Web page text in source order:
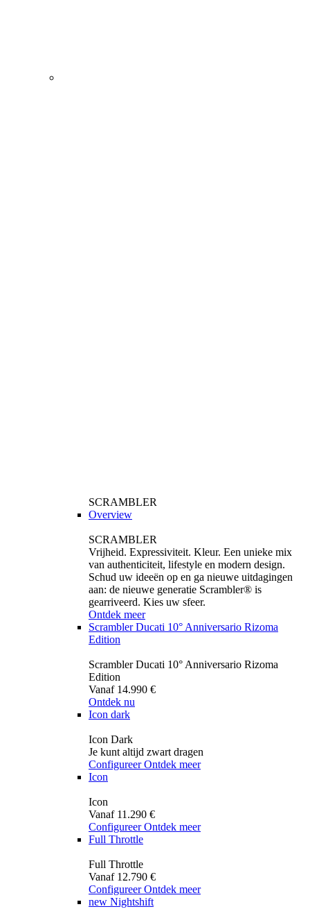
SCRAMBLER
Overview
SCRAMBLER
Vrijheid. Expressiviteit. Kleur. Een unieke mix
van authenticiteit, lifestyle en modern design.
Schud uw ideeën op en ga nieuwe uitdagingen
aan: de nieuwe generatie Scrambler® is
gearriveerd. Kies uw sfeer.
Ontdek meer
Scrambler Ducati 10° Anniversario Rizoma
Edition
Scrambler Ducati 10° Anniversario Rizoma
Edition
Vanaf 14.990 €
Ontdek nu
Icon dark
Icon Dark
Je kunt altijd zwart dragen
Configureer Ontdek meer
Icon
Icon
Vanaf 11.290 €
Configureer Ontdek meer
Full Throttle
Full Throttle
Vanaf 12.790 €
Configureer Ontdek meer
new Nightshift